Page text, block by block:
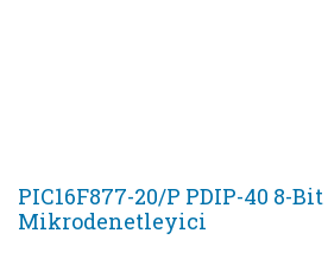
PIC16F877-20/P PDIP-40 8-
Mikrodenetleyici